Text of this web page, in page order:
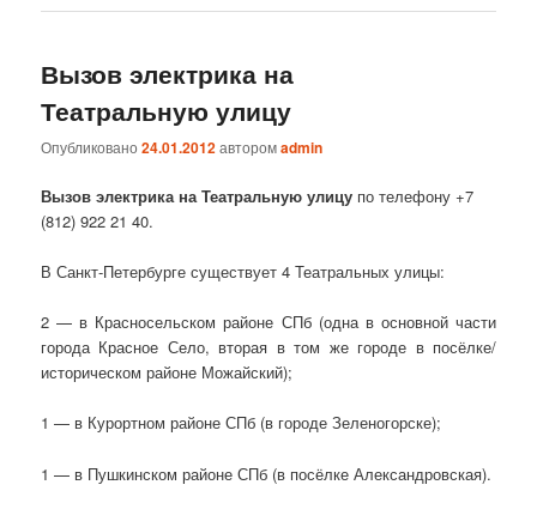
Вызов электрика на
Театральную улицу
Опубликовано24.01.2012авторомadmin
Вызов электрика на Театральную улицу по телефону +7
(812) 922 21 40.
В Санкт-Петербурге существует 4 Театральных улицы:
2 — в Красносельском районе СПб (одна в основной части
города Красное Село, вторая в том же городе в посёлке/
историческом районе Можайский);
1 — в Курортном районе СПб (в городе Зеленогорске);
1 — в Пушкинском районе СПб (в посёлке Александровская).